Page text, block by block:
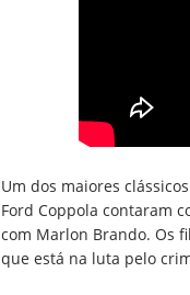
Um dos maiores
Ford Coppola contaram
com Marlon Brando. Os
que está na luta pelo